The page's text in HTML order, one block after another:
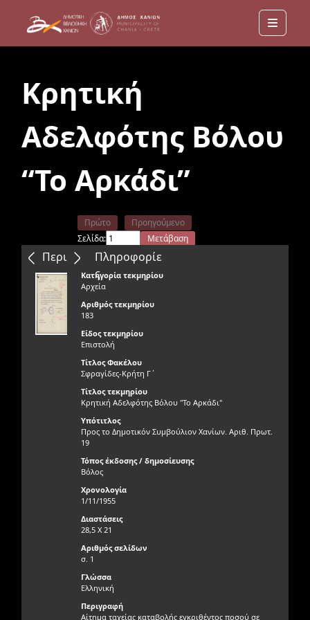
Menu
Κρητική
Αδελφότης Βόλου
“Το Αρκάδι”
Περιεχόμενα
Πρώτο
Προηγούμενο
Σελίδα:
Μετάβαση
Επόμενο
Τελευταίο
Πληροφορίε
ς
Κατηγορία τεκμηρίου
Αρχεία
Αριθμός τεκμηρίου
183
Είδος τεκμηρίου
Επιστολή
Τίτλος Φακέλου
Σφραγίδες-Κρήτη Γ΄
Τίτλος τεκμηρίου
Κρητική Αδελφότης Βόλου "Το Αρκάδι"
Υπότιτλος
Προς το Δημοτικόν Συμβούλιον Χανίων. Αριθ. Πρωτ.
19
Τόπος έκδοσης / δημοσίευσης
Βόλος
Χρονολογία
1/11/1955
Διαστάσεις
28,5 Χ 21
Αριθμός σελίδων
σ. 1
Γλώσσα
Ελληνική
Περιγραφή
Αίτημα ταχείας καταβολής εγκριθέντος ποσού σε